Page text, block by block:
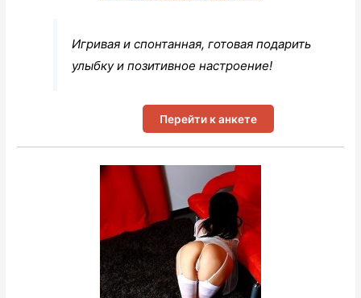
Игривая и спонтанная, готовая подарить
улыбку и позитивное настроение!
Перейти к анкете